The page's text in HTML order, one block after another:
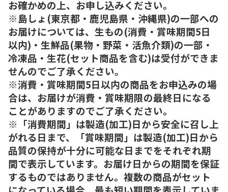
お確かめの上、お申し込みください。
※島しょ(東京都・鹿児島県・沖縄県)の一部への
お届けについては、生もの(消費・賞味期間5日
以内)・生鮮品(果物・野菜・活魚介類)の一部・
冷凍品・生花(セット商品を含む)は受付ができま
せんのでご了承ください。
※消費・賞味期間5日以内の商品をお申込みの場
合は、お届けが消費・賞味期限の最終日になる
ことがありますのでご了承ください。
※「消費期間」は製造(加工)日から安全に召し上
がれる日まで、「賞味期間」は製造(加工)日から
品質の保持が十分に可能な日までをそれぞれ期
間で表示しています。お届け日からの期間を保証
するものではありません。複数の商品がセット